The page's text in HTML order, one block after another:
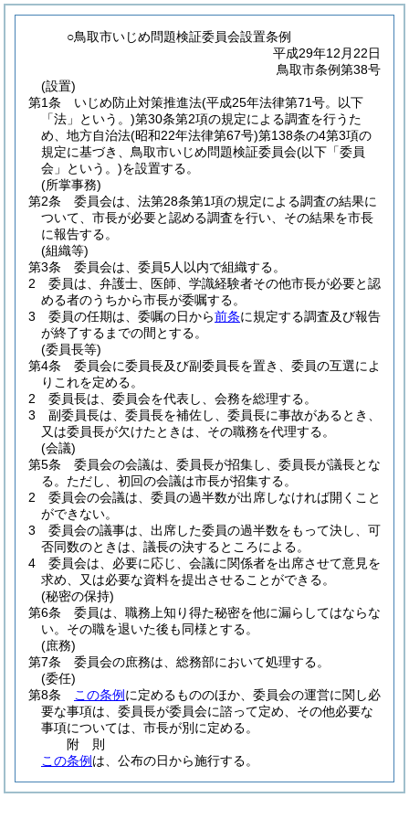
○鳥取市いじめ問題検証委員会設置条例
平成29年12月22日
鳥取市条例第38号
(設置)
第1条
いじめ防止対策推進法(平成25年法律第71号。以下
「法」という。)第30条第2項の規定による調査を行うた
め、地方自治法(昭和22年法律第67号)第138条の4第3項の
規定に基づき、鳥取市いじめ問題検証委員会(以下「委員
会」という。)を設置する。
(所掌事務)
第2条
委員会は、法第28条第1項の規定による調査の結果に
ついて、市長が必要と認める調査を行い、その結果を市長
に報告する。
(組織等)
第3条
委員会は、委員5人以内で組織する。
2
委員は、弁護士、医師、学識経験者その他市長が必要と認
める者のうちから市長が委嘱する。
3
委員の任期は、委嘱の日から前条に規定する調査及び報告
が終了するまでの間とする。
(委員長等)
第4条
委員会に委員長及び副委員長を置き、委員の互選によ
りこれを定める。
2
委員長は、委員会を代表し、会務を総理する。
3
副委員長は、委員長を補佐し、委員長に事故があるとき、
又は委員長が欠けたときは、その職務を代理する。
(会議)
第5条
委員会の会議は、委員長が招集し、委員長が議長とな
る。 ただし、初回の会議は市長が招集する。
2
委員会の会議は、委員の過半数が出席しなければ開くこと
ができない。
3
委員会の議事は、出席した委員の過半数をもって決し、可
否同数のときは、議長の決するところによる。
4
委員会は、必要に応じ、会議に関係者を出席させて意見を
求め、又は必要な資料を提出させることができる。
(秘密の保持)
第6条
委員は、職務上知り得た秘密を他に漏らしてはならな
い。 その職を退いた後も同様とする。
(庶務)
第7条
委員会の庶務は、総務部において処理する。
(委任)
第8条
この条例 に定めるもののほか、委員会の運営に関し必
要な事項は、委員長が委員会に諮って定め、その他必要な
事項については、市長が別に定める。
附 則
この条例 は、公布の日から施行する。